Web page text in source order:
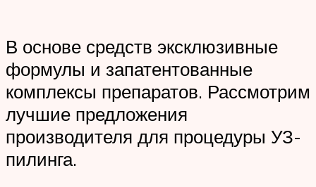
В основе средств эксклюзивные
формулы и запатентованные
комплексы препаратов. Рассмотрим
лучшие предложения
производителя для процедуры УЗ-
пилинга.